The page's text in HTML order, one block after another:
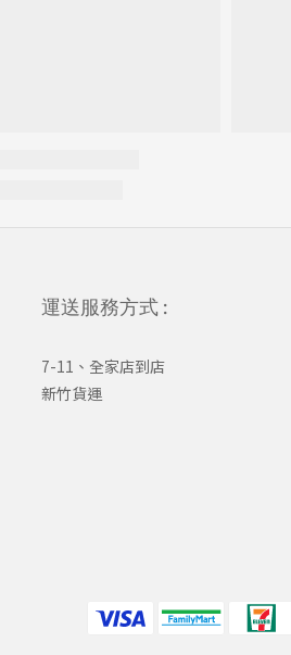
運送服務方式 :
7-11、全家店到店
新竹貨運